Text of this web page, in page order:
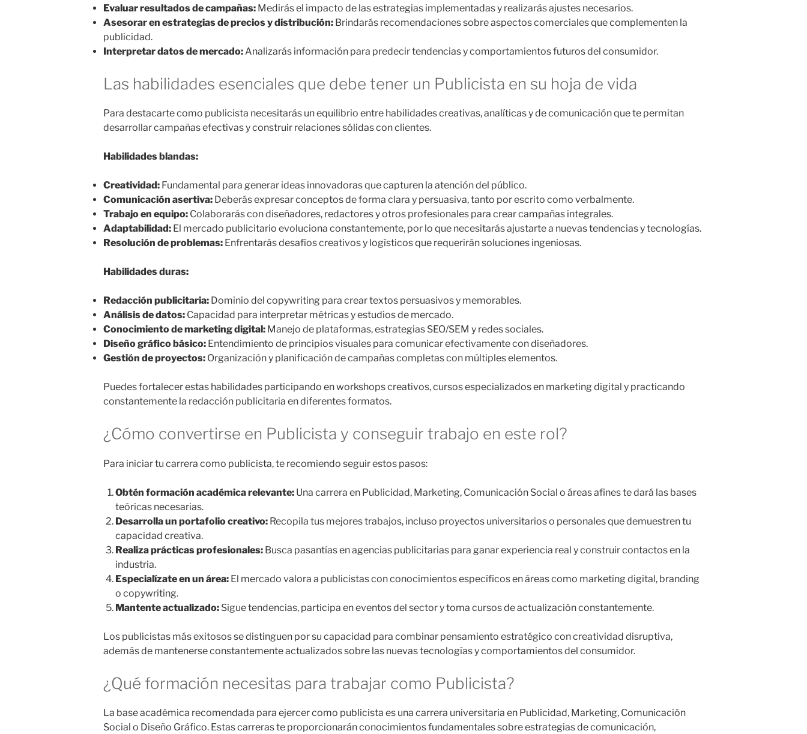
Evaluar resultados de campañas: Medirás el impacto de las estrategias implementadas y realizarás ajustes necesarios.
Asesorar en estrategias de precios y distribución: Brindarás recomendaciones sobre aspectos comerciales que complementen la
publicidad.
Interpretar datos de mercado: Analizarás información para predecir tendencias y comportamientos futuros del consumidor.
Las habilidades esenciales que debe tener un Publicista en su hoja de vida
Para destacarte como publicista necesitarás un equilibrio entre habilidades creativas, analíticas y de comunicación que te permitan
desarrollar campañas efectivas y construir relaciones sólidas con clientes.
Habilidades blandas:
Creatividad: Fundamental para generar ideas innovadoras que capturen la atención del público.
Comunicación asertiva: Deberás expresar conceptos de forma clara y persuasiva, tanto por escrito como verbalmente.
Trabajo en equipo: Colaborarás con diseñadores, redactores y otros profesionales para crear campañas integrales.
Adaptabilidad: El mercado publicitario evoluciona constantemente, por lo que necesitarás ajustarte a nuevas tendencias y tecnologías.
Resolución de problemas: Enfrentarás desafíos creativos y logísticos que requerirán soluciones ingeniosas.
Habilidades duras:
Redacción publicitaria: Dominio del copywriting para crear textos persuasivos y memorables.
Análisis de datos: Capacidad para interpretar métricas y estudios de mercado.
Conocimiento de marketing digital: Manejo de plataformas, estrategias SEO/SEM y redes sociales.
Diseño gráfico básico: Entendimiento de principios visuales para comunicar efectivamente con diseñadores.
Gestión de proyectos: Organización y planificación de campañas completas con múltiples elementos.
Puedes fortalecer estas habilidades participando en workshops creativos, cursos especializados en marketing digital y practicando
constantemente la redacción publicitaria en diferentes formatos.
¿Cómo convertirse en Publicista y conseguir trabajo en este rol?
Para iniciar tu carrera como publicista, te recomiendo seguir estos pasos:
Obtén formación académica relevante: Una carrera en Publicidad, Marketing, Comunicación Social o áreas afines te dará las bases
teóricas necesarias.
Desarrolla un portafolio creativo: Recopila tus mejores trabajos, incluso proyectos universitarios o personales que demuestren tu
capacidad creativa.
Realiza prácticas profesionales: Busca pasantías en agencias publicitarias para ganar experiencia real y construir contactos en la
industria.
Especialízate en un área: El mercado valora a publicistas con conocimientos específicos en áreas como marketing digital, branding
o copywriting.
Mantente actualizado: Sigue tendencias, participa en eventos del sector y toma cursos de actualización constantemente.
Los publicistas más exitosos se distinguen por su capacidad para combinar pensamiento estratégico con creatividad disruptiva,
además de mantenerse constantemente actualizados sobre las nuevas tecnologías y comportamientos del consumidor.
¿Qué formación necesitas para trabajar como Publicista?
La base académica recomendada para ejercer como publicista es una carrera universitaria en Publicidad, Marketing, Comunicación
Social o Diseño Gráfico. Estas carreras te proporcionarán conocimientos fundamentales sobre estrategias de comunicación,